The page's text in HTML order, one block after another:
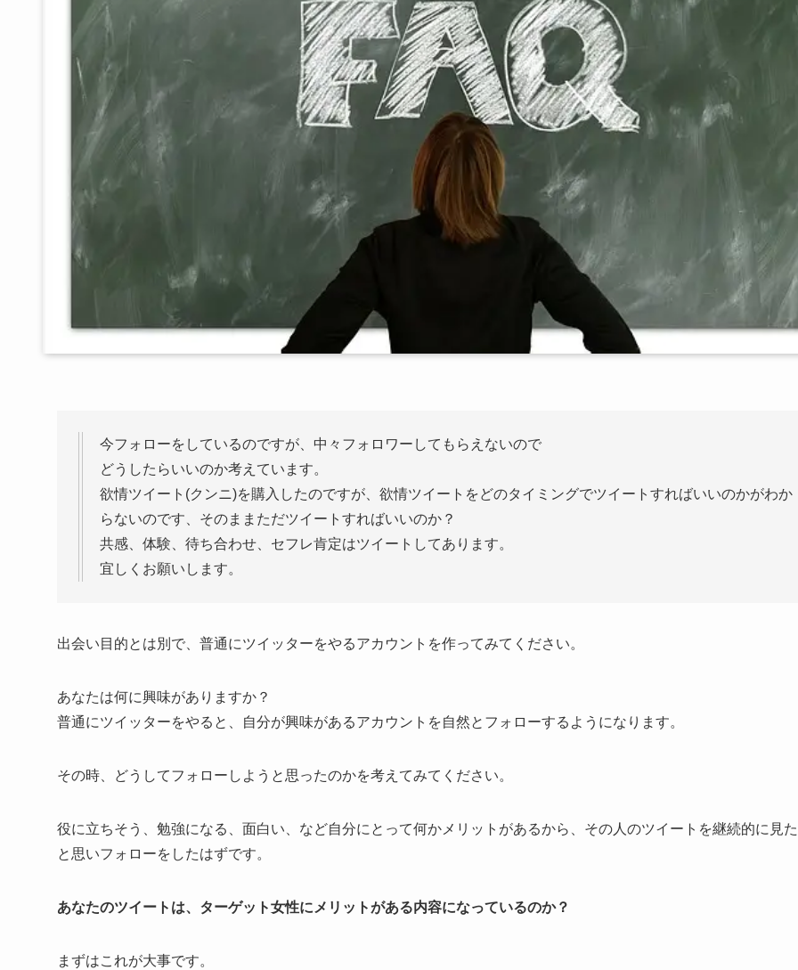
今フォローをしているのですが、中々フォロワーしてもらえないので
どうしたらいいのか考えています。
欲情ツイート(クンニ)を購入したのですが、欲情ツイートをどのタイミングでツイートすればいいのかがわか
らないのです、そのままただツイートすればいいのか？
共感、体験、待ち合わせ、セフレ肯定はツイートしてあります。
宜しくお願いします。
出会い目的とは別で、普通にツイッターをやるアカウントを作ってみてください。
あなたは何に興味がありますか？
普通にツイッターをやると、自分が興味があるアカウントを自然とフォローするようになります。
その時、どうしてフォローしようと思ったのかを考えてみてください。
役に立ちそう、勉強になる、面白い、など自分にとって何かメリットがあるから、その人のツイートを継続的に見
と思いフォローをしたはずです。
あなたのツイートは、ターゲット女性にメリットがある内容になっているのか？
まずはこれが大事です。